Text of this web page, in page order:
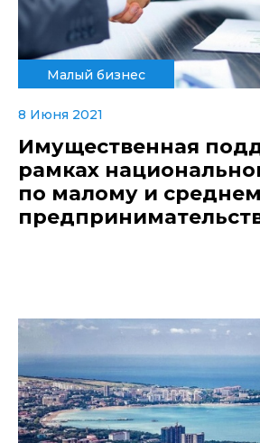
Малый бизнес
8 Июня 2021
Имущественная
рамках
по малому и